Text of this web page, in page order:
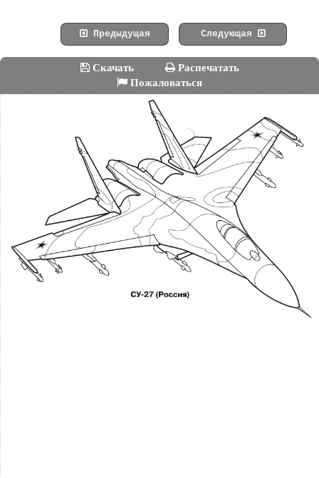
Предыдущая Следующая
Скачать
Распечатать
Пожаловаться